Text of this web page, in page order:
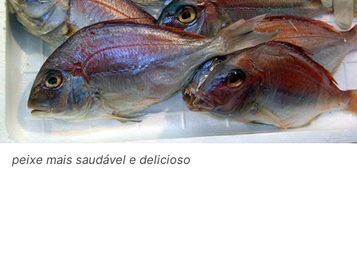
peixe mais saudável e delicioso